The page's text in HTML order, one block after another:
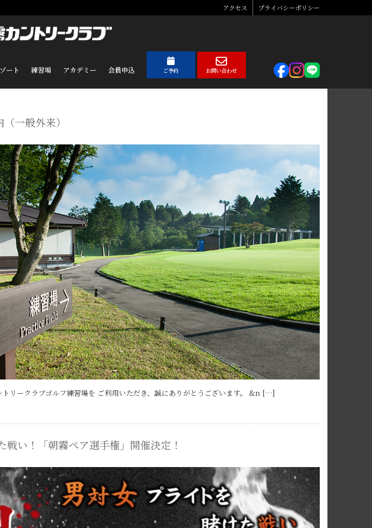
アクセス プライバシーポリシー
ート 練習場 アカデミー 会員申込 ご予約 お問い合わせ
一般外来）
トリークラブゴルフ練習場を ご利用いただき、誠にありがとうございます。 &n […]
戦い！「朝霧ペア選手権」開催決定！